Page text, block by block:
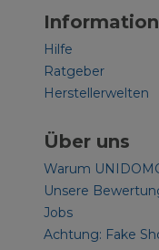
Hilfe
Ratgeber
Herstellerwelten
Über uns
Warum
Unsere
Jobs
Achtung: Fake